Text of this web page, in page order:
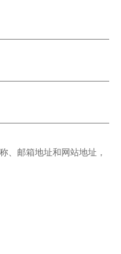
、邮箱地址和网站地址，